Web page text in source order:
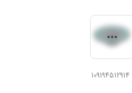
109194512914